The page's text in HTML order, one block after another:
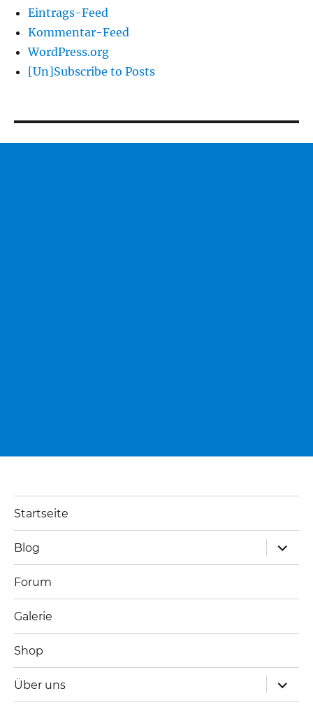
Eintrags-Feed
Kommentar-Feed
WordPress.org
[Un]Subscribe to Posts
Startseite
Blog
öffnen
Forum
Galerie
Shop
Über uns
öffnen